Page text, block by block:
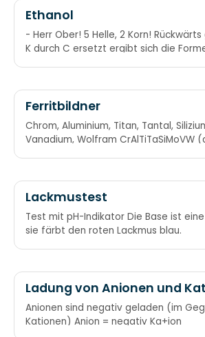
Ethanol
- Herr Ober! 5 Helle, 2 Korn! Rückwärts gelesen und
K durch C ersetzt ergibt sich die
Ferritbildner
Chrom, Aluminium, Titan, Tantal,
Vanadium, Wolfram CrAlTiTaSiMoVW
Lackmustest
Test mit pH-Indikator Die Base ist
sie färbt den roten Lackmus blau.
Ladung von Anionen und
Anionen sind negativ geladen (im
Kationen) Anion = negativ Ka+ion